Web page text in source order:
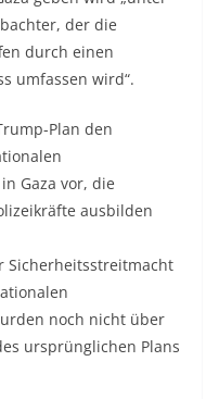
der die
durch einen
umfassen wird“.
Plan den
Gaza vor, die
ausbilden
Sicherheitsstreitmacht
noch nicht über
ursprünglichen Plans